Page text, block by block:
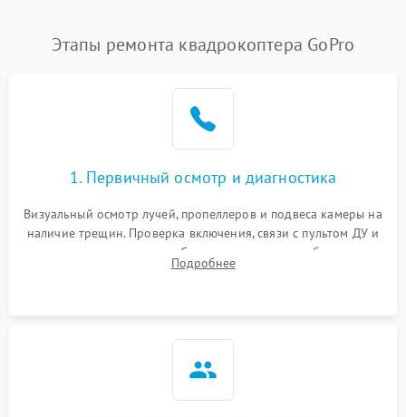
Этапы ремонта квадрокоптера GoPro
1. Первичный осмотр и диагностика
Визуальный осмотр лучей, пропеллеров и подвеса камеры на
наличие трещин. Проверка включения, связи с пультом ДУ и
передачи видеосигнала. Считывание логов ошибок через
полетное ПО для определения характера неисправности.
Подробнее